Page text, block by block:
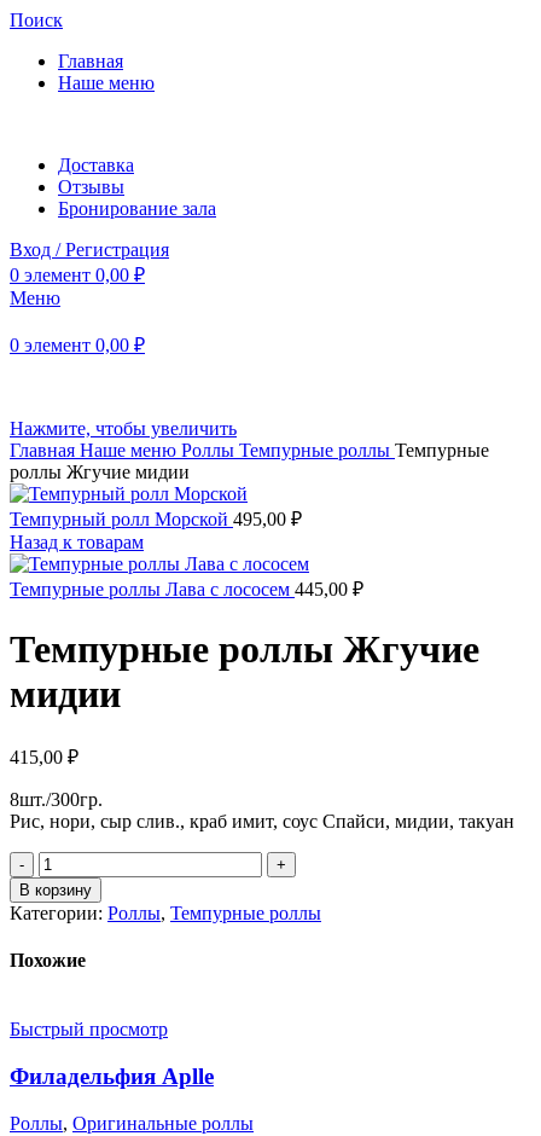
Поиск
Главная
Наше меню
Доставка
Отзывы
Бронирование зала
Вход / Регистрация
0 элемент 0,00 ₽
Меню
0 элемент 0,00 ₽
Нажмите, чтобы увеличить
Главная Наше меню Роллы Темпурные роллы Темпурные
роллы Жгучие мидии
Темпурный ролл Морской 495,00 ₽
Назад к товарам
Темпурные роллы Лава с лососем 445,00 ₽
Темпурные роллы Жгучие
мидии
415,00 ₽
8шт./300гр.
Рис, нори, сыр слив., краб имит, соус Спайси, мидии, такуан
Количество
товара
Темпурные
роллы
мидии
В корзину
Категории: Роллы, Темпурные роллы
Похожие
Быстрый просмотр
Филадельфия Aplle
Роллы, Оригинальные роллы